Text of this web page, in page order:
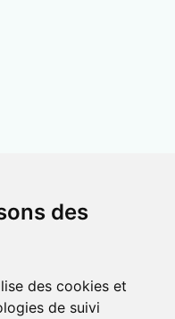
des
des cookies et
de suivi